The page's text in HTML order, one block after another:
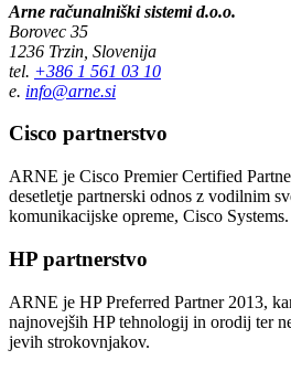
Arne računalniški sistemi d.o.o.
Borovec 35
1236 Trzin, Slovenija
tel. +386 1 561 03 10
e. info@arne.si
Cisco partnerstvo
ARNE je Cisco Premier Certified
desetletje partnerski odnos z vodilnim
komunikacijske opreme, Cisco Systems.
HP partnerstvo
ARNE je HP Preferred Partner 2013,
najnovejših HP tehnologij in orodij ter
jevih strokovnjakov.